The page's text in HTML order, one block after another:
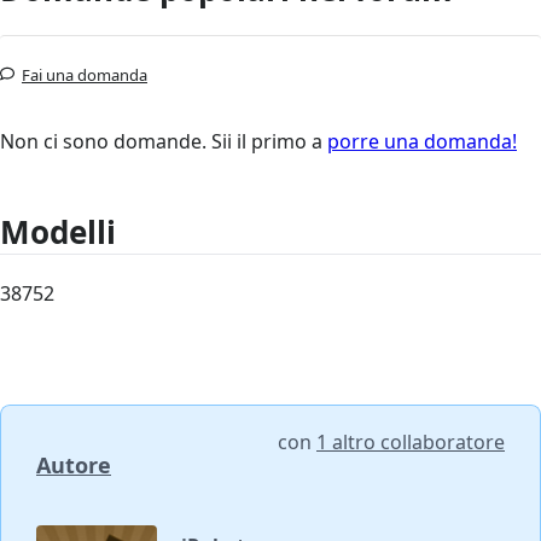
Fai una domanda
Non ci sono domande. Sii il primo a porre una domanda!
Modelli
38752
Autore
con 1 altro collaboratore